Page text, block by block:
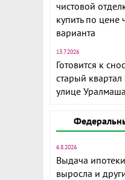
чистовой
купить по цене
варианта
13.7.2026
Готовится к
старый
улице Уралмаша
6.8.2026
Выдача
выросла и